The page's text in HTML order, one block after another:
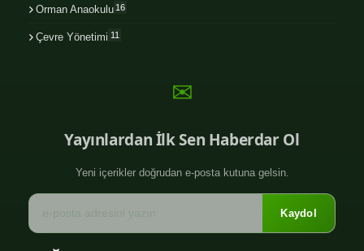
Orman Anaokulu 16
Çevre Yönetimi 11
✉
Yayınlardan İlk Sen Haberdar Ol
Yeni içerikler doğrudan e-posta kutuna gelsin.
Kaydol